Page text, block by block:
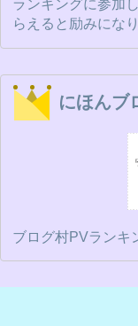
ランキングに参加
らえると励みにな
にほんブ
ブログ村PVランキ